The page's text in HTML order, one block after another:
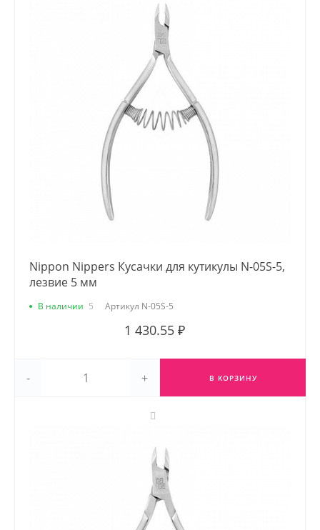
Nippon Nippers Кусачки для кутикулы N-05S-5,
лезвие 5 мм
В наличии 5 Артикул N-05S-5
1 430.55 ₽
- + В КОРЗИНУ